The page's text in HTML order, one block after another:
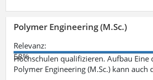
Polymer Engineering (M.Sc.)
Relevanz:
58%
Hochschulen qualifizieren. Aufbau
Polymer Engineering (M.Sc.) kann